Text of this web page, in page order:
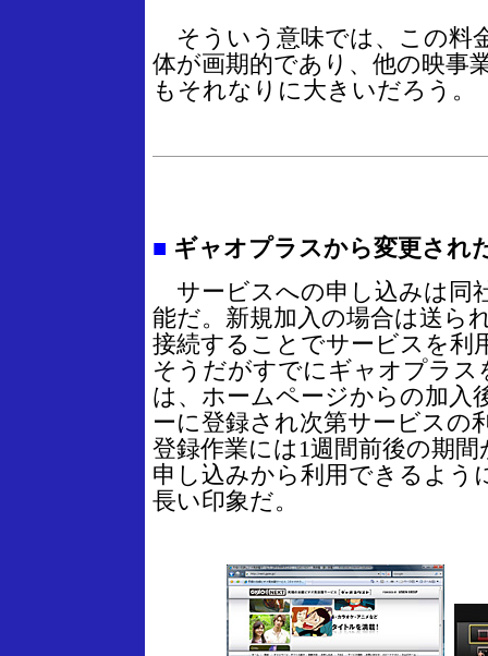
そういう意味では、この料
体が画期的であり、他の映事
もそれなりに大きいだろう。
■ ギャオプラスから変更され
サービスへの申し込みは同
能だ。新規加入の場合は送ら
接続することでサービスを利
そうだがすでにギャオプラス
は、ホームページからの加入
ーに登録され次第サービスの
登録作業には1週間前後の期
申し込みから利用できるよう
長い印象だ。